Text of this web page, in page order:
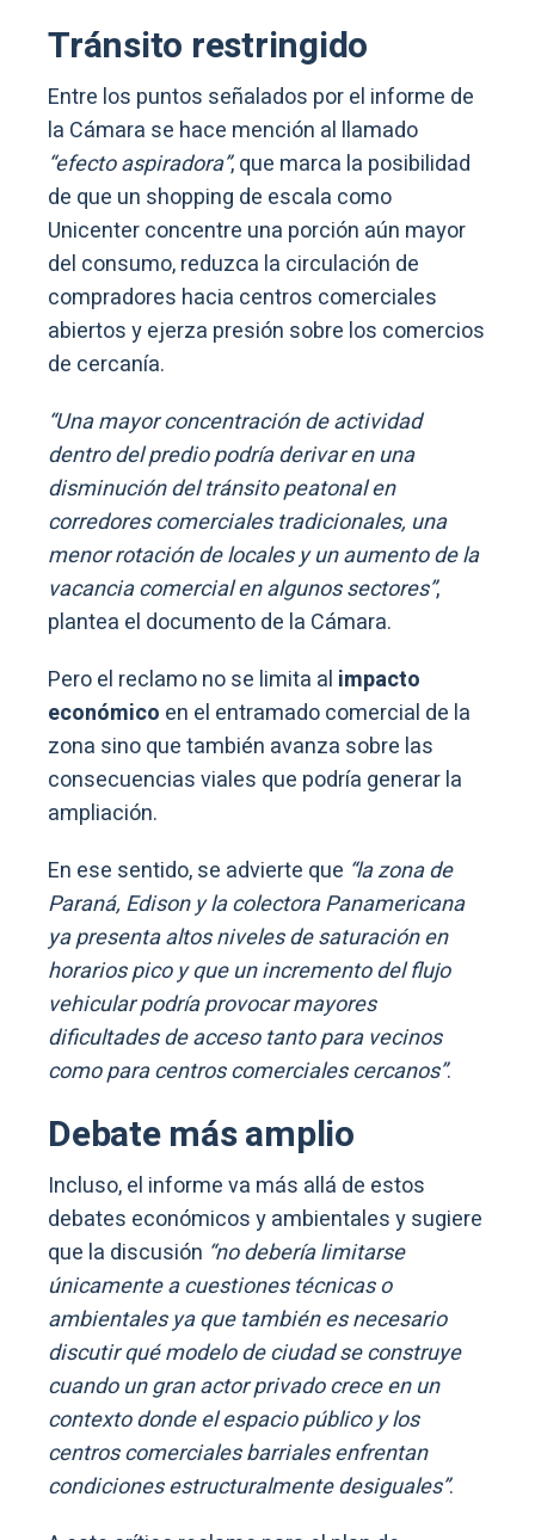
Tránsito restringido
Entre los puntos señalados por el informe de
la Cámara se hace mención al llamado
“efecto aspiradora”, que marca la posibilidad
de que un shopping de escala como
Unicenter concentre una porción aún mayor
del consumo, reduzca la circulación de
compradores hacia centros comerciales
abiertos y ejerza presión sobre los comercios
de cercanía.
“Una mayor concentración de actividad
dentro del predio podría derivar en una
disminución del tránsito peatonal en
corredores comerciales tradicionales, una
menor rotación de locales y un aumento de la
vacancia comercial en algunos sectores”,
plantea el documento de la Cámara.
Pero el reclamo no se limita al impacto
económico en el entramado comercial de la
zona sino que también avanza sobre las
consecuencias viales que podría generar la
ampliación.
En ese sentido, se advierte que “la zona de
Paraná, Edison y la colectora Panamericana
ya presenta altos niveles de saturación en
horarios pico y que un incremento del flujo
vehicular podría provocar mayores
dificultades de acceso tanto para vecinos
como para centros comerciales cercanos”.
Debate más amplio
Incluso, el informe va más allá de estos
debates económicos y ambientales y sugiere
que la discusión “no debería limitarse
únicamente a cuestiones técnicas o
ambientales ya que también es necesario
discutir qué modelo de ciudad se construye
cuando un gran actor privado crece en un
contexto donde el espacio público y los
centros comerciales barriales enfrentan
condiciones estructuralmente desiguales”.